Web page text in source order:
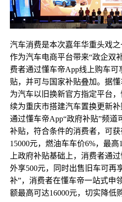
汽车消费是本次嘉年华重头戏
作为汽车电商平台带来“政企双
费者通过懂车帝App线上购车可
贴，并可与国家补贴叠加。据
为汽车以旧换新官方指定平台，
续为重庆市搭建汽车置换更新
通过懂车帝App“政府补贴”频道
补贴，符合条件的消费者，可
15000元，燃油车车价6%，最
上政府补贴基础上，消费者通
外享500元，同时出售旧车可再
补”，消费者在懂车帝一站式申
额最高可达16000元，切实降低